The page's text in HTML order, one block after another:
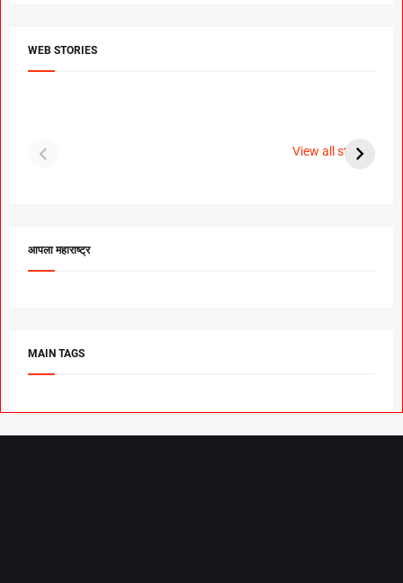
WEB STORIES
View all stories
पूजा सावंत ने गुपचूप
आपला महाराष्ट्र
MAIN TAGS